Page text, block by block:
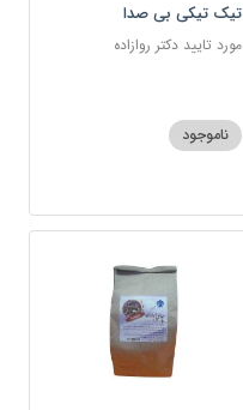
تیک تیکی بی صدا
مورد تایید دکتر روازاده
ناموجود